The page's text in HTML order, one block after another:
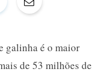
galinha é o maior
de 53 milhões de